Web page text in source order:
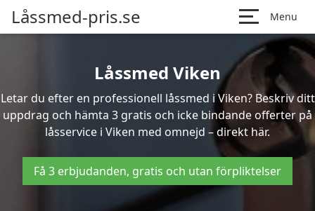
Låssmed-pris.se Menu
Låssmed Viken
Letar du efter en professionell låssmed i Viken? Beskriv ditt
uppdrag och hämta 3 gratis och icke bindande offerter på
låsservice i Viken med omnejd – direkt här.
Få 3 erbjudanden, gratis och utan förpliktelser